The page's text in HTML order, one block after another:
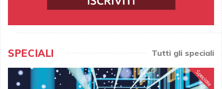
SPECIALI Tutti gli speciali
Speciale